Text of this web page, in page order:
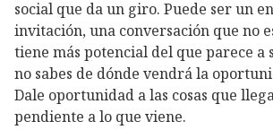
social que da un giro. Puede ser un
invitación, una conversación que no
tiene más potencial del que parece a
no sabes de dónde vendrá la
Dale oportunidad a las cosas que
pendiente a lo que viene.